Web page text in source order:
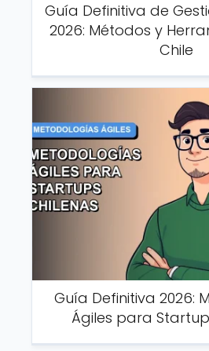
Guía Definitiva de
2026: Métodos y
Chile
Guía Definitiva 2026:
Ágiles para